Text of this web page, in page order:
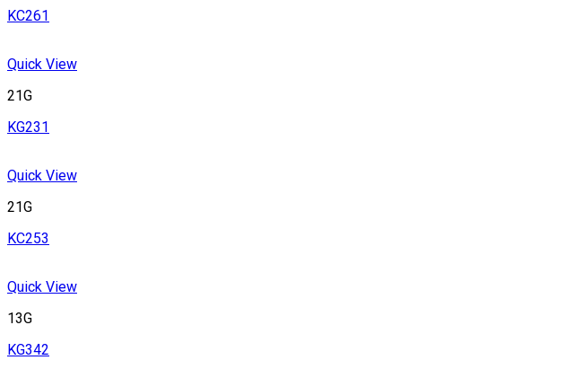
KC261
Quick View
21G
KG231
Quick View
21G
KC253
Quick View
13G
KG342